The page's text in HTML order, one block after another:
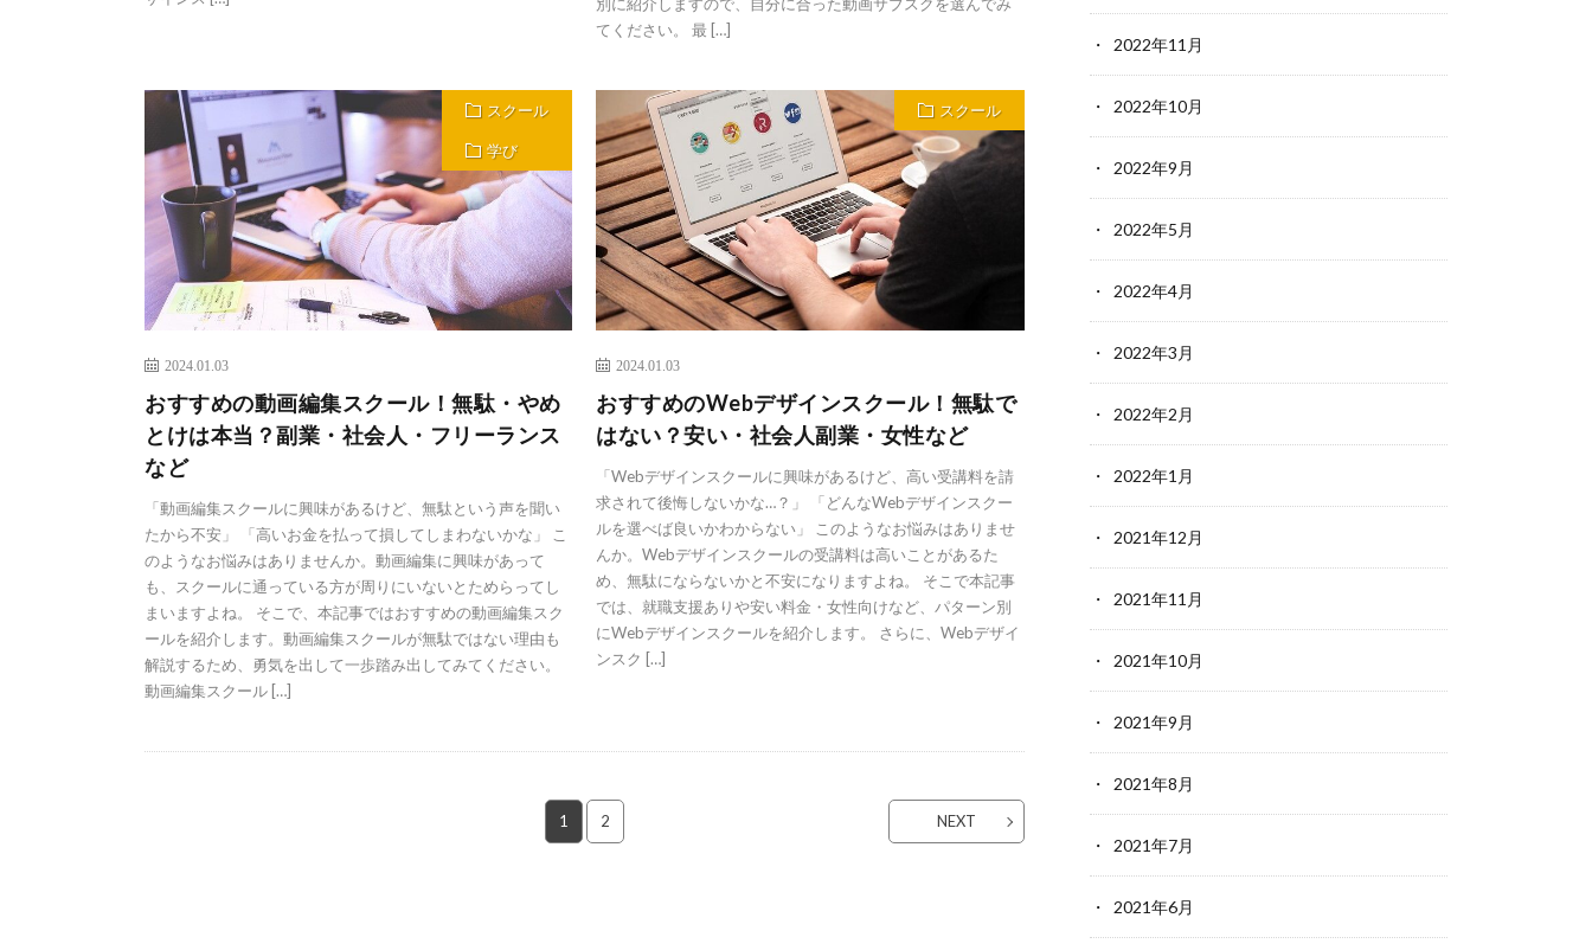
てください。 最 […]
スクール
学び
2024.01.03
おすすめの動画編集スクール！無駄・やめ
とけは本当？副業・社会人・フリーランス
など
「動画編集スクールに興味があるけど、無駄という声を聞い
たから不安」 「高いお金を払って損してしまわないかな」 こ
のようなお悩みはありませんか。動画編集に興味があって
も、スクールに通っている方が周りにいないとためらってし
まいますよね。 そこで、本記事ではおすすめの動画編集スク
ールを紹介します。動画編集スクールが無駄ではない理由も
解説するため、勇気を出して一歩踏み出してみてください。
動画編集スクール […]
スクール
2024.01.03
おすすめのWebデザインスクール！無駄で
はない？安い・社会人副業・女性など
「Webデザインスクールに興味があるけど、高い受講料を請
求されて後悔しないかな…？」 「どんなWebデザインスクー
ルを選べば良いかわからない」 このようなお悩みはありませ
んか。Webデザインスクールの受講料は高いことがあるた
め、無駄にならないかと不安になりますよね。 そこで本記事
では、就職支援ありや安い料金・女性向けなど、パターン別
にWebデザインスクールを紹介します。 さらに、Webデザイ
ンスク […]
1 2 NEXT
2022年11月
2022年10月
2022年9月
2022年5月
2022年4月
2022年3月
2022年2月
2022年1月
2021年12月
2021年11月
2021年10月
2021年9月
2021年8月
2021年7月
2021年6月